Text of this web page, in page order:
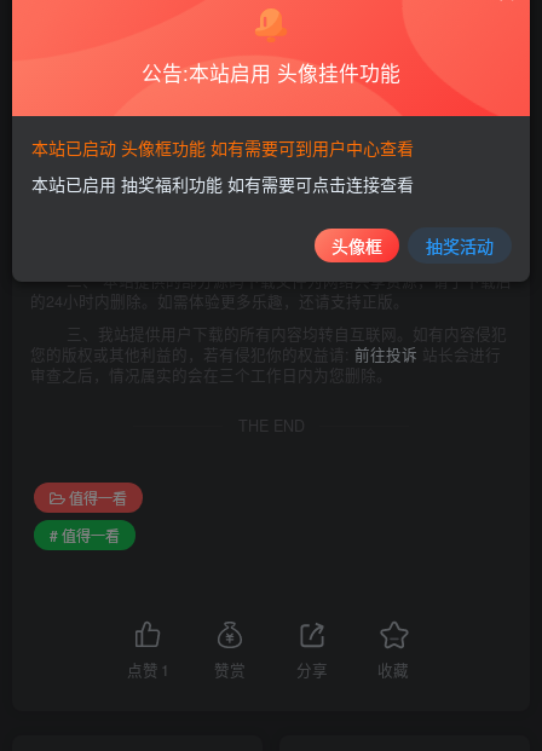
本站所发布的一切资源仅限用于学习和研究目的;不得将上述内容用于
商业或者非法用途，否则，一切后果请用户自负。本站信息来自网
络，版权争议与本站无关。您必须在下载后的24个小时之内，从您的
电脑中彻底删除上述内容。如果您喜欢该程序，请支持正版软件，购
买注册，得到更好的正版服务。
了学习和研究软件内含的设计思想和原理，通过安装、显示、传输或
者存储软件等方式使用软件的，可以不经软件著作权人许可，不向其
支付报酬!鉴于此，也希望大家按此说明研究软件!
一、本站致力于为软件爱好者提供国内外软件开发技术和软件共
二、 本站提供的部分源码下载文件为网络共享资源，请于下载后
的24小时内删除。如需体验更多乐趣，还请支持正版。
三、我站提供用户下载的所有内容均转自互联网。如有内容侵犯
您的版权或其他利益的，若有侵犯你的权益请: 前往投诉 站长会进行
审查之后，情况属实的会在三个工作日内为您删除。
THE END
值得一看
# 值得一看
点赞 1 赞赏 分享 收藏
公告:本站启用 头像挂件功能
本站已启动 头像框功能 如有需要可到用户中心查看
本站已启用 抽奖福利功能 如有需要可点击连接查看
头像框 抽奖活动